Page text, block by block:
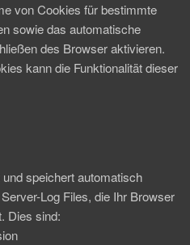
von Cookies für bestimmte
sowie das automatische
des Browser aktivieren.
kann die Funktionalität dieser
speichert automatisch
Log Files, die Ihr Browser
Dies sind: